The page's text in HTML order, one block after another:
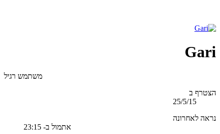
Gari
משתמש רגיל
הצטרף ב
25/5/15
נראה לאחרונה
אתמול ב- 23:15